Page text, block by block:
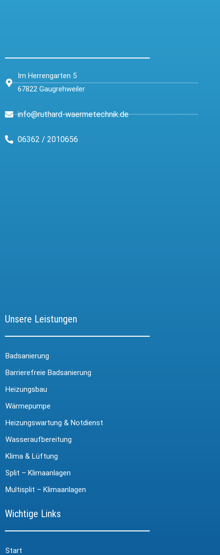
Im Herrengarten 5
67822 Gaugrehweiler
info@ruthard-waermetechnik.de
06362 / 2010656
Unsere Leistungen
Badsanierung
Barrierefreie Badsanierung
Heizungsbau
Wärmepumpe
Heizungswartung & Notdienst
Wasseraufbereitung
Klima & Lüftung
Split – Klimaanlagen
Multisplit – Klimaanlagen
Wichtige Links
Start